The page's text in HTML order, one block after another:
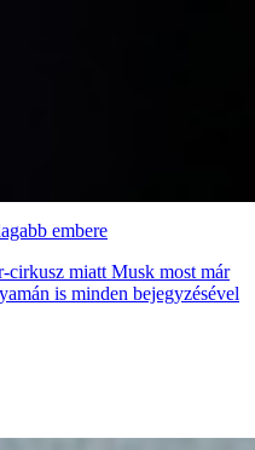
embere
cirkusz miatt Musk most már
is minden bejegyzésével